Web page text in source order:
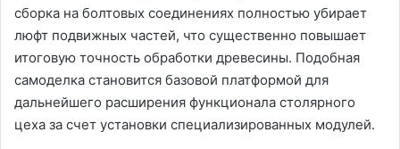
сборка на болтовых соединениях полностью убирает
люфт подвижных частей, что существенно повышает
итоговую точность обработки древесины. Подобная
самоделка становится базовой платформой для
дальнейшего расширения функционала столярного
цеха за счет установки специализированных модулей.